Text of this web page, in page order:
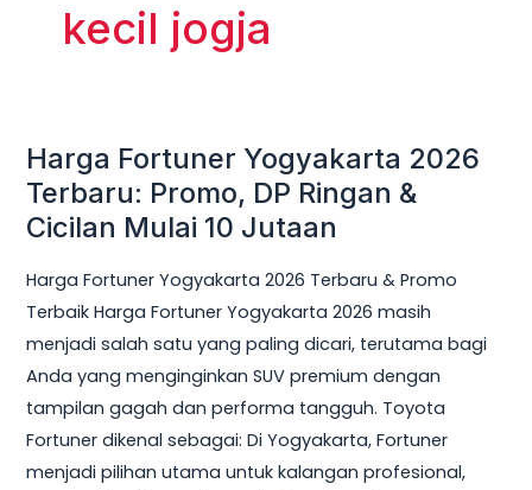
kecil jogja
Harga Fortuner Yogyakarta 2026
Terbaru: Promo, DP Ringan &
Cicilan Mulai 10 Jutaan
Harga Fortuner Yogyakarta 2026 Terbaru & Promo
Terbaik Harga Fortuner Yogyakarta 2026 masih
menjadi salah satu yang paling dicari, terutama bagi
Anda yang menginginkan SUV premium dengan
tampilan gagah dan performa tangguh. Toyota
Fortuner dikenal sebagai: Di Yogyakarta, Fortuner
menjadi pilihan utama untuk kalangan profesional,
Harga
Fortuner
Yogyakarta
Terbaru:
Promo,
DP
Ringan
&
Cicilan
Mulai